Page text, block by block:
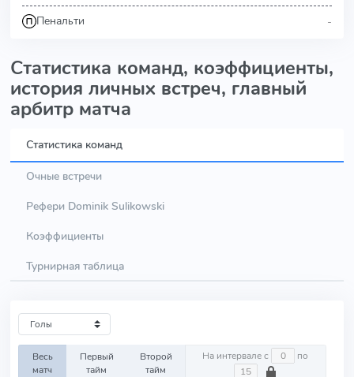
Пенальти -
Статистика команд, коэффициенты,
история личных встреч, главный
арбитр матча
Статистика команд
Очные встречи
Рефери Dominik Sulikowski
Коэффициенты
Турнирная таблица
Весь
матч
Первый
тайм
Второй
тайм
На интервале с по